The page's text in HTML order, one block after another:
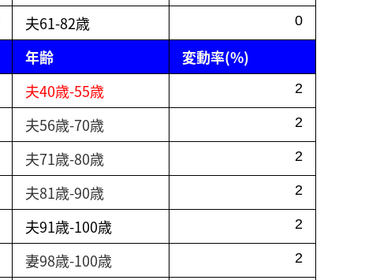
夫61-82歳 0
年齢
変動率(%)
夫40歳-55歳 2
夫56歳-70歳 2
夫71歳-80歳 2
夫81歳-90歳 2
夫91歳-100歳 2
妻98歳-100歳 2